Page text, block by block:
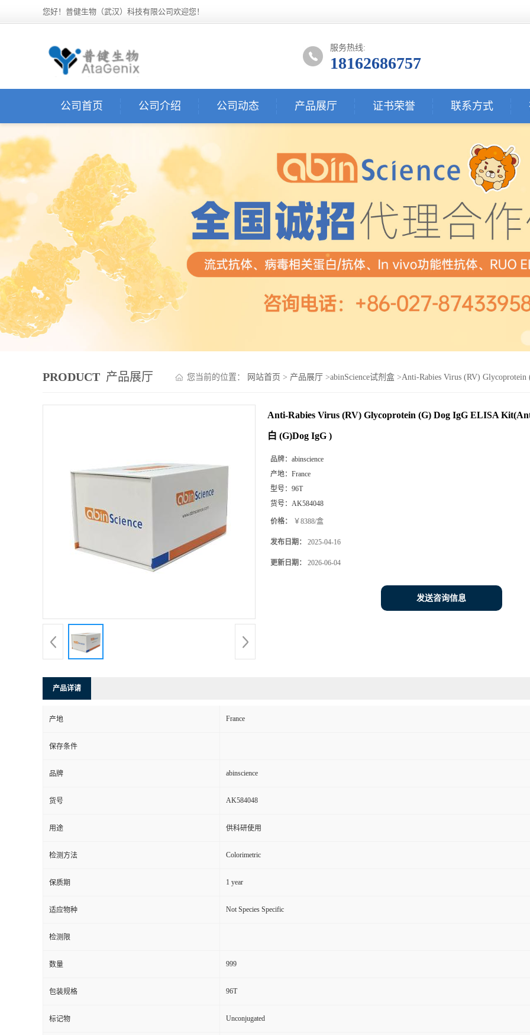
您好！普健生物（武汉）科技有限公司欢迎您！
服务热线:
18162686757
公司首页 公司介绍 公司动态 产品展厅 证书荣誉 联系方式
PRODUCT 产品展厅 您当前的位置： 网站首页 > 产品展厅 >abinScience试剂盒 >Anti-Rabies Virus (RV)
Anti-Rabies Virus (RV) Glycoprotein (G) Dog IgG ELISA
白 (G)Dog IgG )
品牌： abinscience
产地： France
型号： 96T
货号： AK584048
价格： ￥8388/盒
发布日期： 2025-04-16
更新日期： 2026-06-04
发送咨询信息
产品详请
产地 France
保存条件
品牌 abinscience
货号 AK584048
用途 供科研使用
检测方法 Colorimetric
保质期 1 year
适应物种 Not Species Specific
检测限
数量 999
包装规格 96T
标记物 Unconjugated